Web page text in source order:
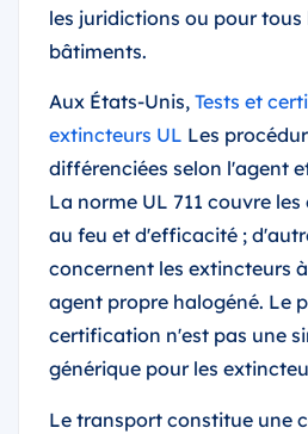
les juridictions ou pour tous
bâtiments.
Aux États-Unis, Tests et
extincteurs UL Les
différenciées selon l'agent
La norme UL 711 couvre
au feu et d'efficacité ;
concernent les extincteurs
agent propre halogéné. Le
certification n'est pas une
générique pour les
Le transport constitue une